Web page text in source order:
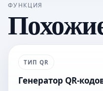
ФУНКЦИЯ
ТИП QR
Генератор QR-